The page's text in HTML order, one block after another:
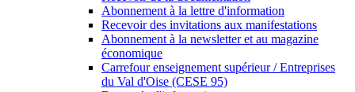
Abonnement à la lettre d'information
Recevoir des invitations aux manifestations
Abonnement à la newsletter et au magazine
économique
Carrefour enseignement supérieur / Entreprises
du Val d'Oise (CESE 95)